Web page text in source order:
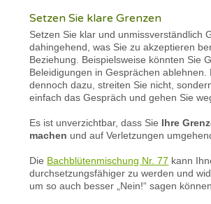
Setzen Sie klare Grenzen
Setzen Sie klar und unmissverständlich
dahingehend, was Sie zu akzeptieren
Beziehung. Beispielsweise könnten Sie
Beleidigungen in Gesprächen ablehnen.
dennoch dazu, streiten Sie nicht,
einfach das Gespräch und gehen Sie
Es ist unverzichtbar, dass Sie Ihre
machen und auf Verletzungen
Die Bachblütenmischung Nr. 77 kann
durchsetzungsfähiger zu werden und
um so auch besser „Nein!“ sagen können.